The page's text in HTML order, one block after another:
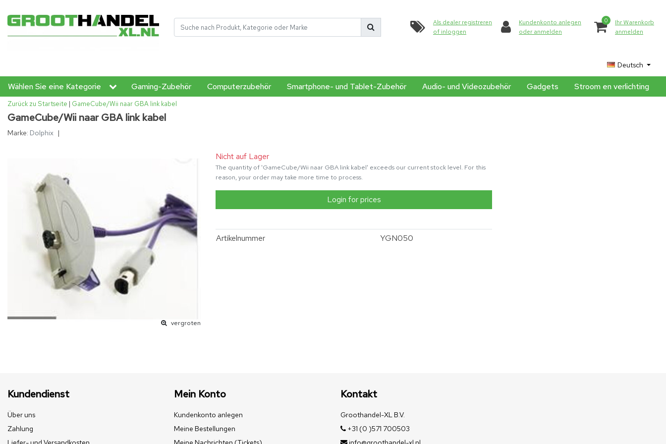
Als dealer registreren
of inloggen
Kundenkonto anlegen
oder anmelden
0
Ihr Warenkorb
anmelden
Deutsch
Wählen Sie eine Kategorie Gaming-Zubehör Computerzubehör Smartphone- und Tablet-Zubehör Audio- und Videozubehör Gadgets Stroom en verlichting
Zurück zu Startseite | GameCube/Wii naar GBA link kabel
GameCube/Wii naar GBA link kabel
Marke: Dolphix |
vergroten
Nicht auf Lager
The quantity of 'GameCube/Wii naar GBA link kabel' exceeds our current stock level. For this
reason, your order may take more time to process.
Login for prices
Artikelnummer YGN050
Kundendienst
Über uns
Zahlung
Mein Konto
Kundenkonto anlegen
Meine Bestellungen
Kontakt
Groothandel-XL B.V.
+31 (0 )571 700503